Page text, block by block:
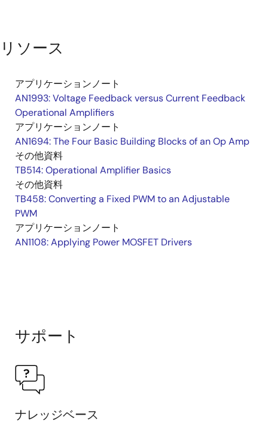
リソース
アプリケーションノート
AN1993: Voltage Feedback versus Current Feedback
Operational Amplifiers
アプリケーションノート
AN1694: The Four Basic Building Blocks of an Op Amp
その他資料
TB514: Operational Amplifier Basics
その他資料
TB458: Converting a Fixed PWM to an Adjustable
PWM
アプリケーションノート
AN1108: Applying Power MOSFET Drivers
サポート
ナレッジベース